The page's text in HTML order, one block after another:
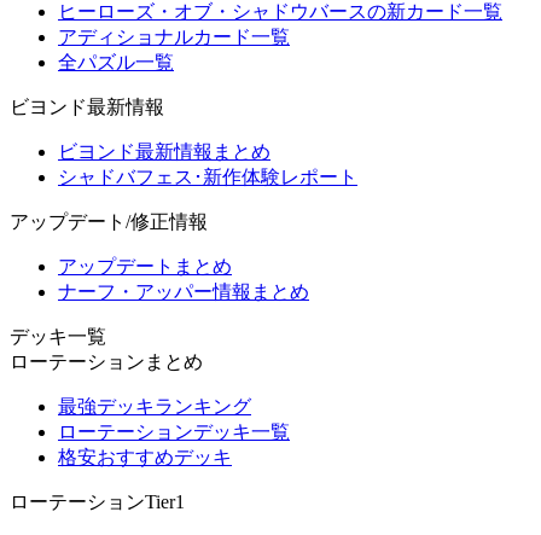
ヒーローズ・オブ・シャドウバースの新カード一覧
アディショナルカード一覧
全パズル一覧
ビヨンド最新情報
ビヨンド最新情報まとめ
シャドバフェス･新作体験レポート
アップデート/修正情報
アップデートまとめ
ナーフ・アッパー情報まとめ
デッキ一覧
ローテーションまとめ
最強デッキランキング
ローテーションデッキ一覧
格安おすすめデッキ
ローテーションTier1